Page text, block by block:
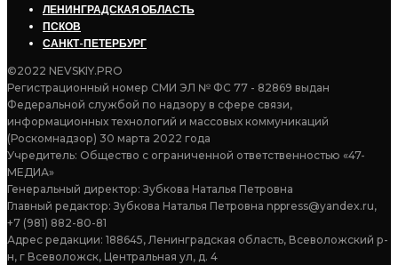
ЛЕНИНГРАДСКАЯ ОБЛАСТЬ
ПСКОВ
САНКТ-ПЕТЕРБУРГ
©2022 NEVSKIY.PRO
Регистрационный номер СМИ ЭЛ № ФС 77 - 82869 выдан
Федеральной службой по надзору в сфере связи,
информационных технологий и массовых коммуникаций
(Роскомнадзор) 30 марта 2022 года
Учредитель: Общество с ограниченной ответственностью «47-
МЕДИА»
Генеральный директор: Зубкова Наталья Петровна
Главный редактор: Зубкова Наталья Петровна nppress@yandex.ru,
+7 (981) 882-80-81
Адрес редакции: 188645, Ленинградская область, Всеволожский р-
н, г Всеволожск, Центральная ул, д. 4